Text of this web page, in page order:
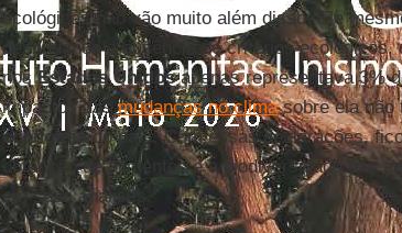
ecológicas não vão muito além disso. Ele
desnudando a ausência de critérios
nosEstados Unidosapenas representava 3%
impactos dasmudanças no climasobre ela não
economiado país. Com essas declarações,
obtenção de alimentos e a biodiversidade nas
em suas análises.